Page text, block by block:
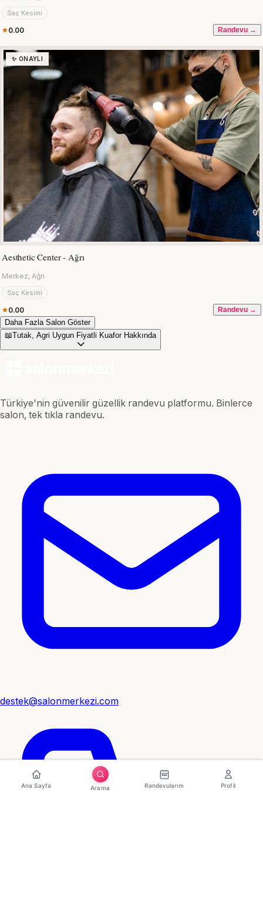
Saç Kesimi
0.00 Randevu →
✨ ONAYLI
Aesthetic Center - Ağrı
Merkez, Ağrı
Saç Kesimi
0.00 Randevu →
Daha Fazla Salon Göster
📖Tutak, Agri Uygun Fiyatli Kuafor Hakkında
Türkiye'nin güvenilir güzellik randevu platformu. Binlerce
salon, tek tıkla randevu.
destek@salonmerkezi.com
Ana Sayfa Arama Randevularım Profil